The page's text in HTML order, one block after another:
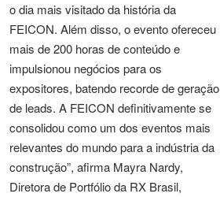
o dia mais visitado da história da
FEICON. Além disso, o evento ofereceu
mais de 200 horas de conteúdo e
impulsionou negócios para os
expositores, batendo recorde de geração
de leads. A FEICON definitivamente se
consolidou como um dos eventos mais
relevantes do mundo para a indústria da
construção”, afirma Mayra Nardy,
Diretora de Portfólio da RX Brasil,